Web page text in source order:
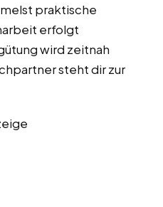
praktische
erfolgt
wird zeitnah
steht dir zur